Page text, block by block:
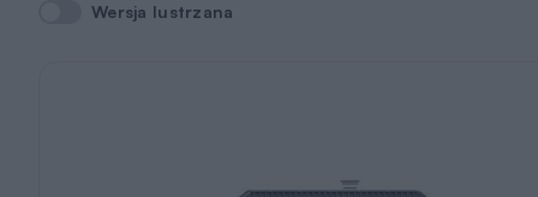
Wersja lustrzana
Wersja lustrzana